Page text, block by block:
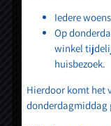
Wij heten u
Iedere
Op
winkel
huisbezoek.
Hierdoor komt het
donderdagmiddag